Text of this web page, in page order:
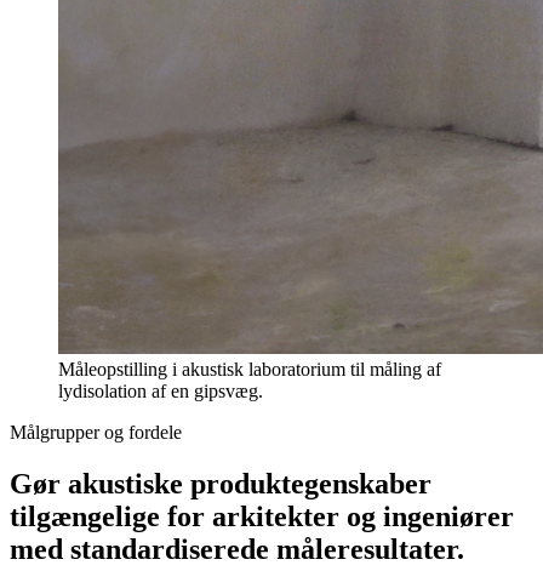
Måleopstilling i akustisk laboratorium til måling af
lydisolation af en gipsvæg.
Målgrupper og fordele
Gør akustiske produktegenskaber
tilgængelige for arkitekter og ingeniører
med standardiserede måleresultater.